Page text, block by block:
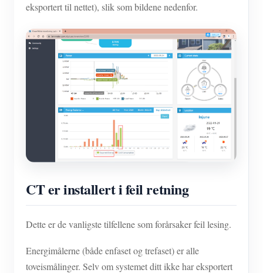
eksportert til nettet), slik som bildene nedenfor.
CT er installert i feil retning
Dette er de vanligste tilfellene som forårsaker feil lesing.
Energimålerne (både enfaset og trefaset) er alle
toveismålinger. Selv om systemet ditt ikke har eksportert